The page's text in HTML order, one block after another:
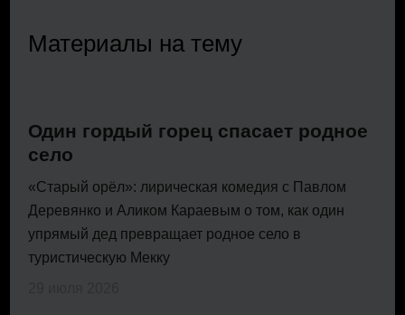
Материалы на тему
Один гордый горец спасает родное
село
«Старый орёл»: лирическая комедия с Павлом
Деревянко и Аликом Караевым о том, как один
упрямый дед превращает родное село в
туристическую Мекку